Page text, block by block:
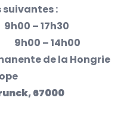
:
– 17h30
– 14h00
de la Hongrie
67000